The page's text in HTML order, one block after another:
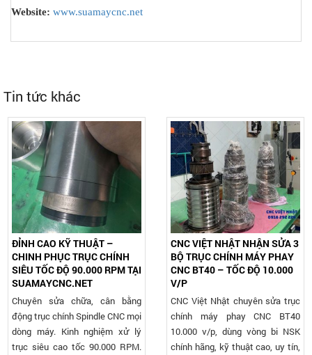
Website: www.suamaycnc.net
Tin tức khác
ĐỈNH CAO KỸ THUẬT –
CHINH PHỤC TRỤC CHÍNH
SIÊU TỐC ĐỘ 90.000 RPM TẠI
SUAMAYCNC.NET
Chuyên sửa chữa, cân bằng
động trục chính Spindle CNC mọi
dòng máy. Kinh nghiệm xử lý
trục siêu cao tốc 90.000 RPM.
CNC VIỆT NHẬT NHẬN SỬA 3
BỘ TRỤC CHÍNH MÁY PHAY
CNC BT40 – TỐC ĐỘ 10.000
V/P
CNC Việt Nhật chuyên sửa trục
chính máy phay CNC BT40
10.000 v/p, dùng vòng bi NSK
chính hãng, kỹ thuật cao, uy tín,